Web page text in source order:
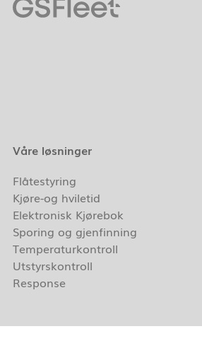
Våre løsninger
Flåtestyring
Kjøre-og hviletid
Elektronisk Kjørebok
Sporing og gjenfinning
Temperaturkontroll
Utstyrskontroll
Response